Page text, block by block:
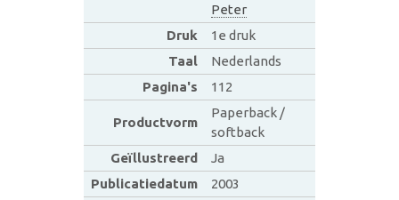
Peter
Druk
1e druk
Taal
Nederlands
Pagina's
112
Productvorm
Paperback /
softback
Geïllustreerd
Ja
Publicatiedatum
2003